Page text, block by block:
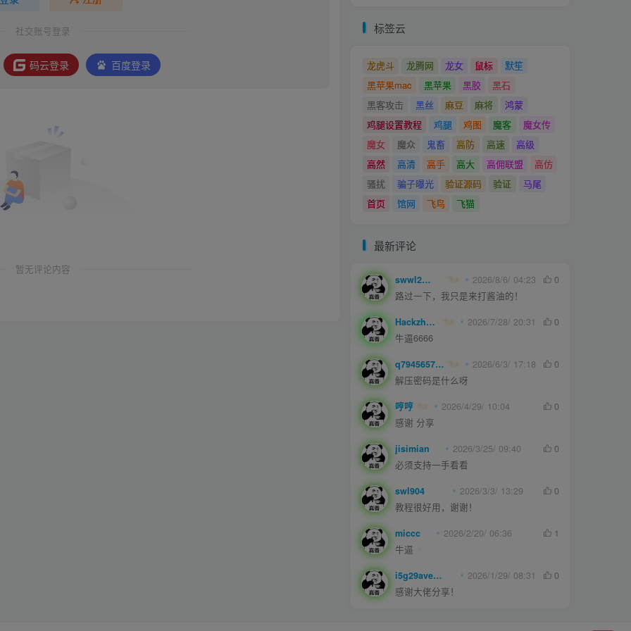
社交账号登录
码云登录 百度登录
暂无评论内容
标签云
龙虎斗 龙腾网 龙女 鼠标
默笙
黑苹果mac
黑苹果 黑胶
黑石
黑客攻击
黑丝 麻豆 麻将
鸿蒙
鸡腿设置教程
鸡腿 鸡图 魔客
魔女传
魔女
魔众 鬼畜 高防 高速
高级
高然
高清 高手 高大 高佣联盟
高仿
骚扰
骗子曝光 验证源码 验证
马尾
首页
馆网 飞鸟 飞猫
最新评论
swwl2457 2026/8/6/ 04:23
0
路过一下，我只是来打酱油的！
Hackzheng 2026/7/28/ 20:31
0
牛逼6666
q794565750 2026/6/3/ 17:18
0
解压密码是什么呀
哼哼 2026/4/29/ 10:04
0
感谢 分享
jisimian 2026/3/25/ 09:40
0
必须支持一手看看
swl904 2026/3/3/ 13:29
0
教程很好用，谢谢！
miccc 2026/2/20/ 06:36
1
牛逼
i5g29ave0m 2026/1/29/ 08:31
0
感谢大佬分享！